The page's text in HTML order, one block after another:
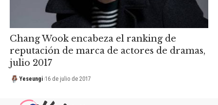
Chang Wook encabeza el ranking de
reputación de marca de actores de dramas,
julio 2017
Yeseungi 16 de julio de 2017